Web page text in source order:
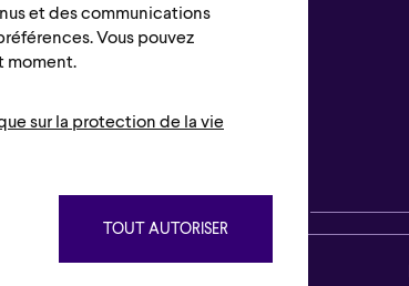
et des communications
Vous pouvez
moment.
sur la protection de la vie
TOUT AUTORISER
Suivez nous